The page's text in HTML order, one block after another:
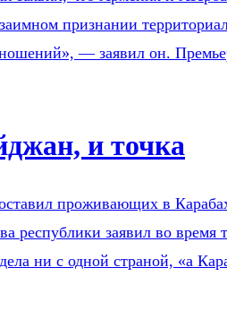
признании
— заявил он.
и точка
проживающих в
республики заявил во
дела ни с одной страной, «а